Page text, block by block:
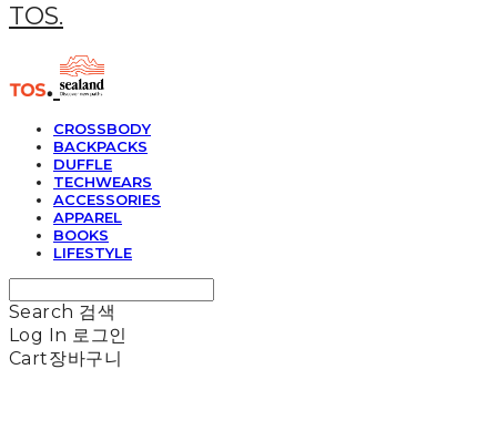
TOS.
CROSSBODY
BACKPACKS
DUFFLE
TECHWEARS
ACCESSORIES
APPAREL
BOOKS
LIFESTYLE
Search 검색
Log In 로그인
Cart장바구니